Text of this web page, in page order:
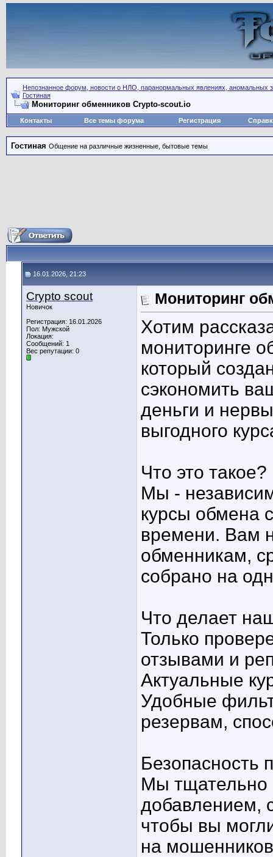
Непознанное форум, новости о НЛО, паранормальных явлениях, аномальных
Гостиная
Мониторинг обменников Сrypto-scout.io
Контакты Все темы форума Регистрация
Гостиная Общение на различные жизненные, бытовые темы
16.01.2026, 21:23
Сrypto scout
Новичок
Регистрация: 16.01.2026
Пол: Мужской
Локация:
Сообщений: 1
Вес репутации: 0
Мониторинг
Хотим
мониторинге
который
сэкономить
деньги и
выгодного
Что это такое?
Мы -
курсы обмена
времени. Вам
обменникам,
собрано на
Что делает
Только
отзывами и
Актуальные
Удобные
резервам,
Безопасность
Мы тщательно
добавлением,
чтобы вы
на